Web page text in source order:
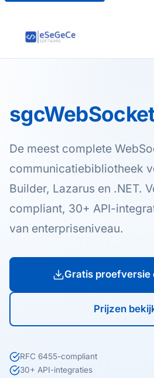
De meest complete
communicatiebibliotheek
Builder, Lazarus en .NET.
compliant, 30+ API-
van enterpriseniveau.
Gratis proefversie
Prijzen
RFC 6455-compliant
30+ API-integraties